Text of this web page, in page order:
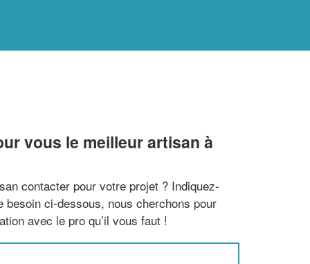
vous le meilleur artisan à
contacter pour votre projet ? Indiquez-
besoin ci-dessous, nous cherchons pour
avec le pro qu’il vous faut !